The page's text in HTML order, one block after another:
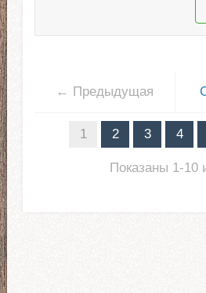
← Предыдущая
1 2 3 4
Показаны 1-10